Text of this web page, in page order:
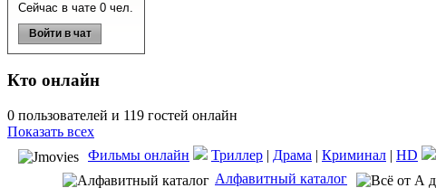
Сейчас в чате 0 чел.
Войти в чат
Кто онлайн
0 пользователей и 119 гостей онлайн
Показать всех
Фильмы онлайн
Триллер | Драма | Криминал | HD
Алфавитный каталог